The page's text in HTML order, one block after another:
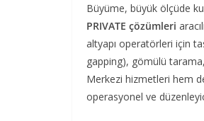
Büyüme, büyük ölçüde
PRIVATE çözümleri
altyapı operatörleri için
gapping), gömülü
Merkezi hizmetleri hem
operasyonel ve